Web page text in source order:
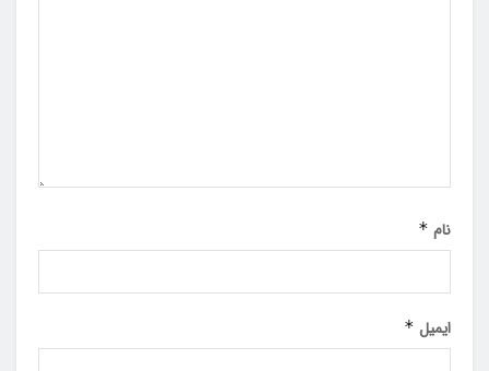
نام *
ایمیل *